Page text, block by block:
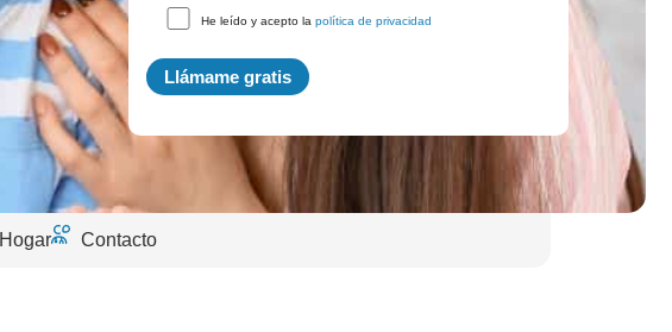
He leído y acepto la política de privacidad
Hogar Contacto